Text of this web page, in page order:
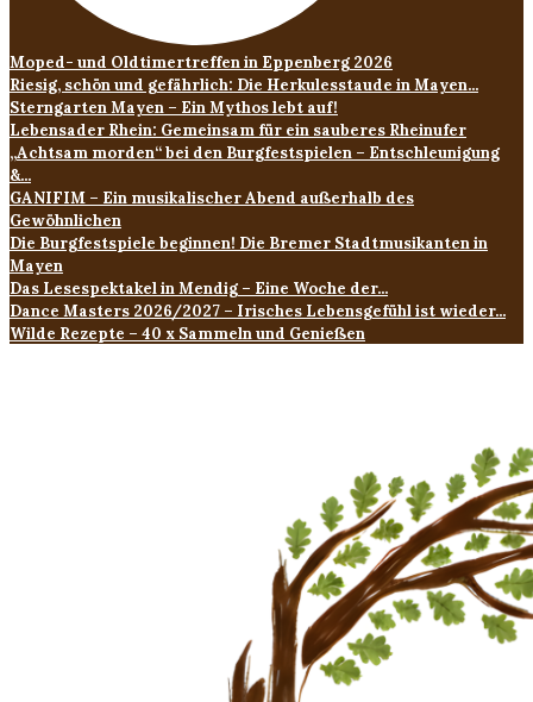
Moped- und Oldtimertreffen in Eppenberg 2026
Riesig, schön und gefährlich: Die Herkulesstaude in Mayen...
Sterngarten Mayen – Ein Mythos lebt auf!
Lebensader Rhein: Gemeinsam für ein sauberes Rheinufer
„Achtsam morden“ bei den Burgfestspielen – Entschleunigung
&...
GANIFIM – Ein musikalischer Abend außerhalb des
Gewöhnlichen
Die Burgfestspiele beginnen! Die Bremer Stadtmusikanten in
Mayen
Das Lesespektakel in Mendig – Eine Woche der...
Dance Masters 2026/2027 – Irisches Lebensgefühl ist wieder...
Wilde Rezepte – 40 x Sammeln und Genießen